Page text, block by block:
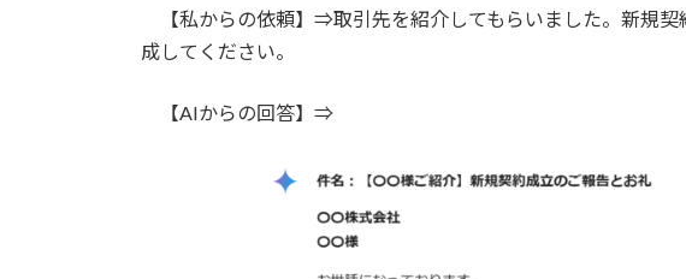
【私からの依頼】⇒取引先を紹介してもらいました。新規契
成してください。
【AIからの回答】⇒